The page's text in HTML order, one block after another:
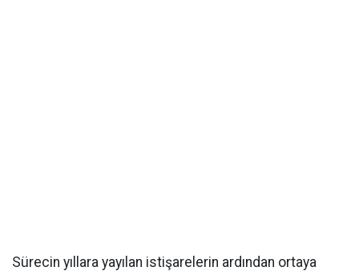
Sürecin yıllara yayılan istişarelerin ardından ortaya